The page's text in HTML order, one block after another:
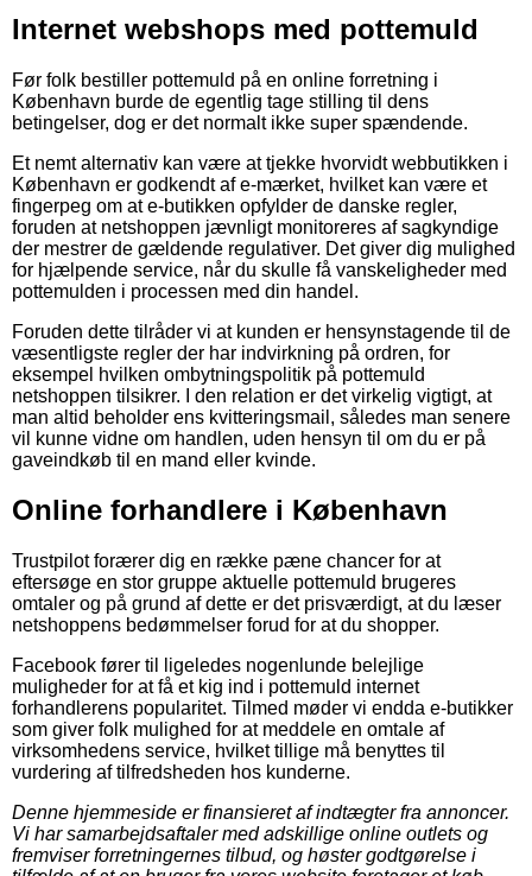
Internet webshops med pottemuld
Før folk bestiller pottemuld på en online forretning i
København burde de egentlig tage stilling til dens
betingelser, dog er det normalt ikke super spændende.
Et nemt alternativ kan være at tjekke hvorvidt webbutikken i
København er godkendt af e-mærket, hvilket kan være et
fingerpeg om at e-butikken opfylder de danske regler,
foruden at netshoppen jævnligt monitoreres af sagkyndige
der mestrer de gældende regulativer. Det giver dig mulighed
for hjælpende service, når du skulle få vanskeligheder med
pottemulden i processen med din handel.
Foruden dette tilråder vi at kunden er hensynstagende til de
væsentligste regler der har indvirkning på ordren, for
eksempel hvilken ombytningspolitik på pottemuld
netshoppen tilsikrer. I den relation er det virkelig vigtigt, at
man altid beholder ens kvitteringsmail, således man senere
vil kunne vidne om handlen, uden hensyn til om du er på
gaveindkøb til en mand eller kvinde.
Online forhandlere i København
Trustpilot forærer dig en række pæne chancer for at
eftersøge en stor gruppe aktuelle pottemuld brugeres
omtaler og på grund af dette er det prisværdigt, at du læser
netshoppens bedømmelser forud for at du shopper.
Facebook fører til ligeledes nogenlunde belejlige
muligheder for at få et kig ind i pottemuld internet
forhandlerens popularitet. Tilmed møder vi endda e-butikker
som giver folk mulighed for at meddele en omtale af
virksomhedens service, hvilket tillige må benyttes til
vurdering af tilfredsheden hos kunderne.
Denne hjemmeside er finansieret af indtægter fra annoncer.
Vi har samarbejdsaftaler med adskillige online outlets og
fremviser forretningernes tilbud, og høster godtgørelse i